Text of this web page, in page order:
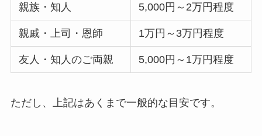
親族・知人 5,000円～2万円程度
親戚・上司・恩師 1万円～3万円程度
友人・知人のご両親 5,000円～1万円程度
ただし、上記はあくまで一般的な目安です。